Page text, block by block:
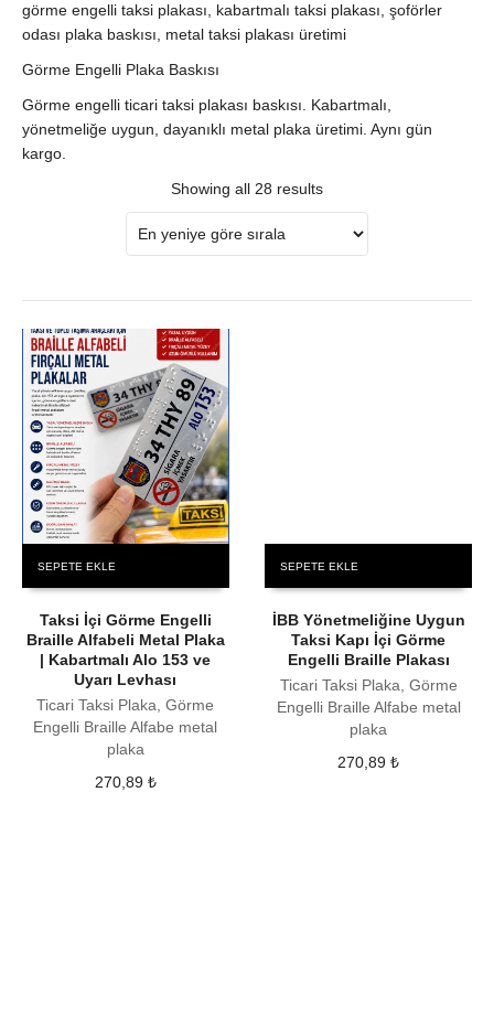
görme engelli taksi plakası, kabartmalı taksi plakası, şoförler
odası plaka baskısı, metal taksi plakası üretimi
Görme Engelli Plaka Baskısı
Görme engelli ticari taksi plakası baskısı. Kabartmalı,
yönetmeliğe uygun, dayanıklı metal plaka üretimi. Aynı gün
kargo.
Showing all 28 results
SEPETE EKLE
Taksi İçi Görme Engelli
Braille Alfabeli Metal Plaka
| Kabartmalı Alo 153 ve
Uyarı Levhası
Ticari Taksi Plaka, Görme
Engelli Braille Alfabe metal
plaka
270,89 ₺
SEPETE EKLE
İBB Yönetmeliğine Uygun
Taksi Kapı İçi Görme
Engelli Braille Plakası
Ticari Taksi Plaka, Görme
Engelli Braille Alfabe metal
plaka
270,89₺